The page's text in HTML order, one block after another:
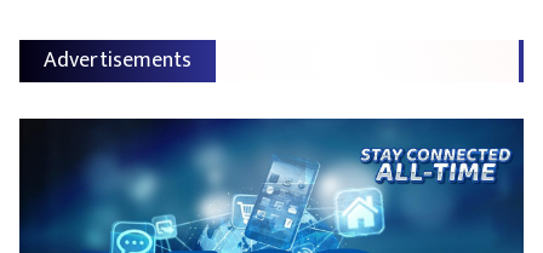
Advertisements